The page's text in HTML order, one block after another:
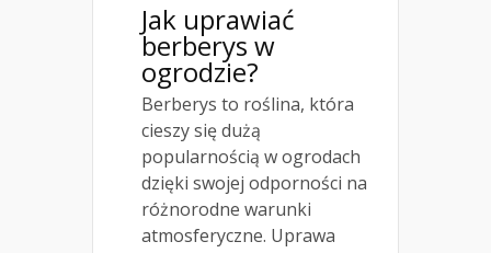
Jak uprawiać
berberys w
ogrodzie?
Berberys to roślina, która
cieszy się dużą
popularnością w ogrodach
dzięki swojej odporności na
różnorodne warunki
atmosferyczne. Uprawa